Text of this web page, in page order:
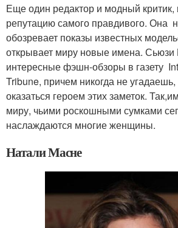
Еще один редактор и модный
репутацию самого правдивого. Она
обозревает показы известных
открывает миру новые имена.
интересные фэшн-обзоры в газету
Tribune, причем никогда не
оказаться героем этих заметок.
миру, чьими роскошными сумками
наслаждаются многие женщины.
Натали Масне